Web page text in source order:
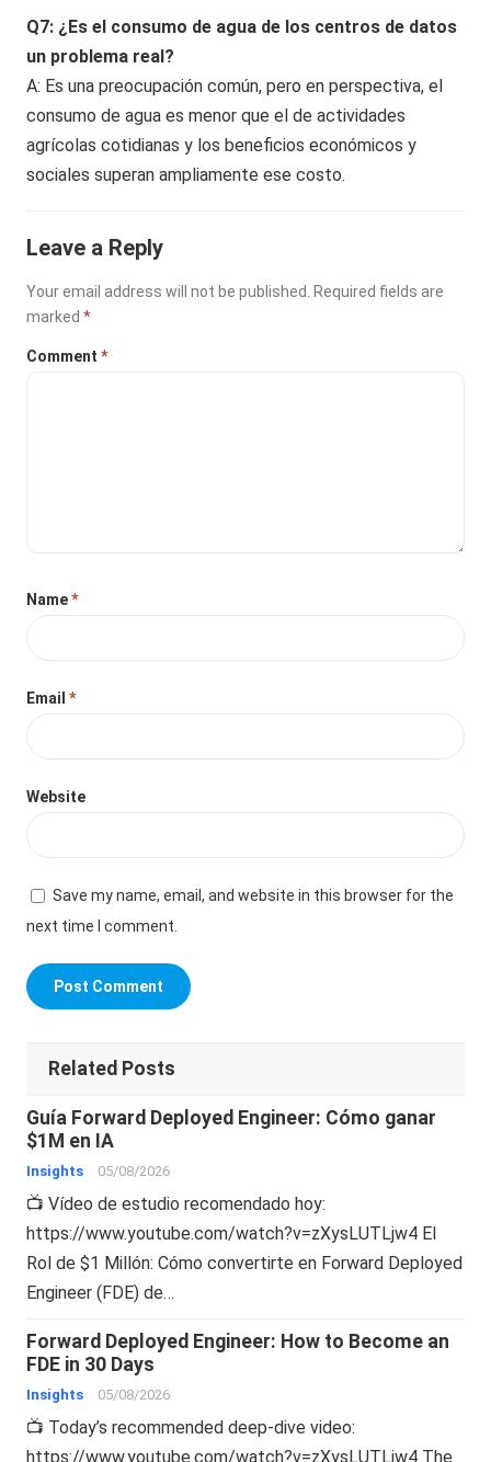
Q7: ¿Es el consumo de agua de los centros de datos
un problema real?
A: Es una preocupación común, pero en perspectiva, el
consumo de agua es menor que el de actividades
agrícolas cotidianas y los beneficios económicos y
sociales superan ampliamente ese costo.
Leave a Reply
Your email address will not be published.
Required fields are
marked*
Comment*
Name*
Email*
Website
Save my name, email, and website in this browser for the
next time I comment.
Related Posts
Guía Forward Deployed Engineer: Cómo ganar
$1M en IA
Insights 05/08/2026
📺 Vídeo de estudio recomendado hoy:
https://www.youtube.com/watch?v=zXysLUTLjw4 El
Rol de $1 Millón: Cómo convertirte en Forward Deployed
Engineer (FDE) de…
Forward Deployed Engineer: How to Become an
FDE in 30 Days
Insights 05/08/2026
📺 Today’s recommended deep-dive video:
https://www.youtube.com/watch?v=zXysLUTLjw4 The